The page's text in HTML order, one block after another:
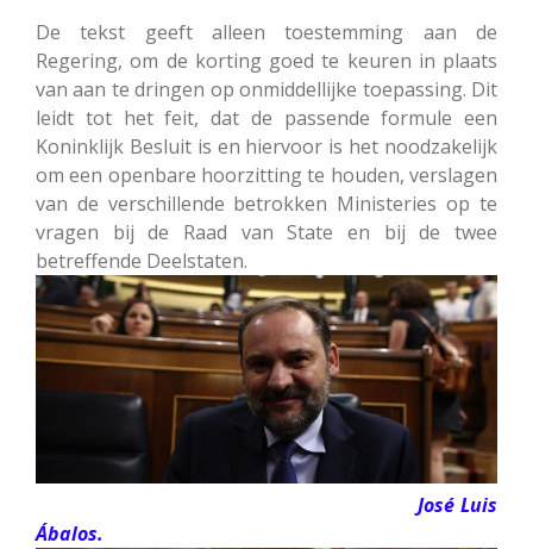
De tekst geeft alleen toestemming aan de
Regering, om de korting goed te keuren in plaats
van aan te dringen op onmiddellijke toepassing. Dit
leidt tot het feit, dat de passende formule een
Koninklijk Besluit is en hiervoor is het noodzakelijk
om een openbare hoorzitting te houden, verslagen
van de verschillende betrokken Ministeries op te
vragen bij de Raad van State en bij de twee
betreffende Deelstaten.
José Luis
Ábalos.